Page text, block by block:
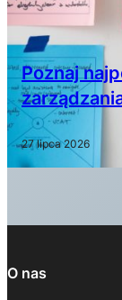
Poznaj
27 lipca 2026
O nas